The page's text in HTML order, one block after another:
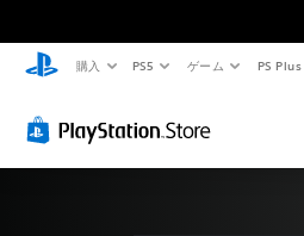
購入 PS5 ゲーム PS Plus